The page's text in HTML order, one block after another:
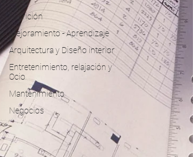
Nutrición
Mejoramiento - Aprendizaje
Arquitectura y Diseño interior
Entretenimiento, relajación y
Ocio
Mantenimiento
Negocios